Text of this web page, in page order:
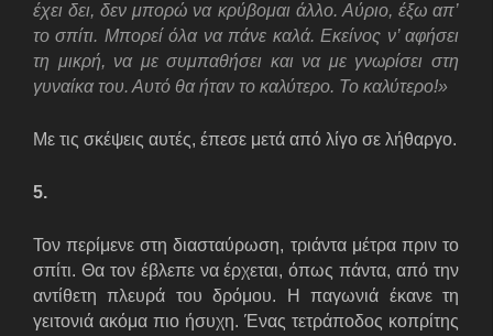
έχει δει, δεν μπορώ να κρύβομαι άλλο. Αύριο, έξω απ’
το σπίτι. Μπορεί όλα να πάνε καλά. Εκείνος ν’ αφήσει
τη μικρή, να με συμπαθήσει και να με γνωρίσει στη
γυναίκα του. Αυτό θα ήταν το καλύτερο. Το καλύτερο!»
Με τις σκέψεις αυτές, έπεσε μετά από λίγο σε λήθαργο.
5.
Τον περίμενε στη διασταύρωση, τριάντα μέτρα πριν το
σπίτι. Θα τον έβλεπε να έρχεται, όπως πάντα, από την
αντίθετη πλευρά του δρόμου. Η παγωνιά έκανε τη
γειτονιά ακόμα πιο ήσυχη. Ένας τετράποδος κοπρίτης